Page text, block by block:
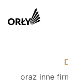
oraz inne